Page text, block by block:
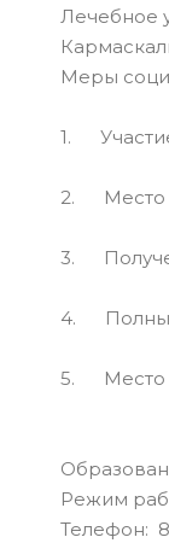
Лечебное
Меры
1.
2. Место
3.
4. Полный
5. Место
Режим
Телефон: 8